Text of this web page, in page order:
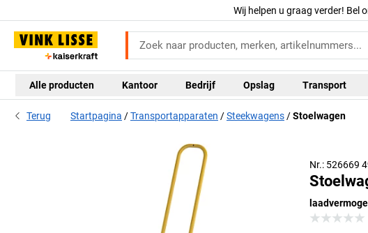
Wij helpen u graag verder! Bel
Alle producten Kantoor Bedrijf Opslag Transport
Terug Startpagina Transportapparaten Steekwagens Stoelwagen
Nr.: 526669